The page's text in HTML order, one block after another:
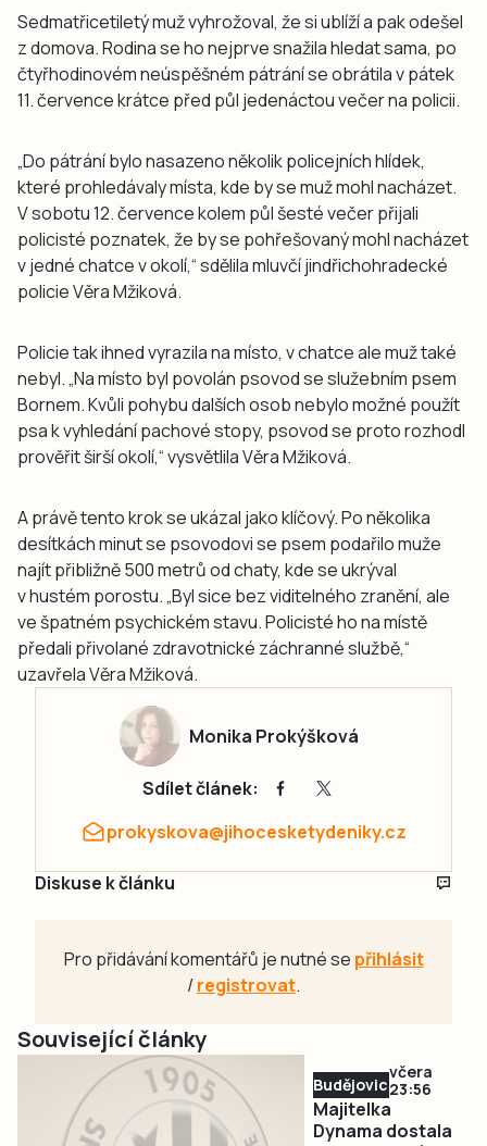
Sedmatřicetiletý muž vyhrožoval, že si ublíží a pak odešel
z domova. Rodina se ho nejprve snažila hledat sama, po
čtyřhodinovém neúspěšném pátrání se obrátila v pátek
11. července krátce před půl jedenáctou večer na policii.
„Do pátrání bylo nasazeno několik policejních hlídek,
které prohledávaly místa, kde by se muž mohl nacházet.
V sobotu 12. července kolem půl šesté večer přijali
policisté poznatek, že by se pohřešovaný mohl nacházet
v jedné chatce v okolí,“ sdělila mluvčí jindřichohradecké
policie Věra Mžiková.
Policie tak ihned vyrazila na místo, v chatce ale muž také
nebyl. „Na místo byl povolán psovod se služebním psem
Bornem. Kvůli pohybu dalších osob nebylo možné použít
psa k vyhledání pachové stopy, psovod se proto rozhodl
prověřit širší okolí,“ vysvětlila Věra Mžiková.
A právě tento krok se ukázal jako klíčový. Po několika
desítkách minut se psovodovi se psem podařilo muže
najít přibližně 500 metrů od chaty, kde se ukrýval
v hustém porostu. „Byl sice bez viditelného zranění, ale
ve špatném psychickém stavu. Policisté ho na místě
předali přivolané zdravotnické záchranné službě,“
uzavřela Věra Mžiková.
Monika Prokýšková
Sdílet článek:
prokyskova@jihocesketydeniky.cz
Diskuse k článku
Pro přidávání komentářů je nutné se přihlásit
/registrovat.
Související články
Budějovicko
včera
23:56
Majitelka
Dynama dostala